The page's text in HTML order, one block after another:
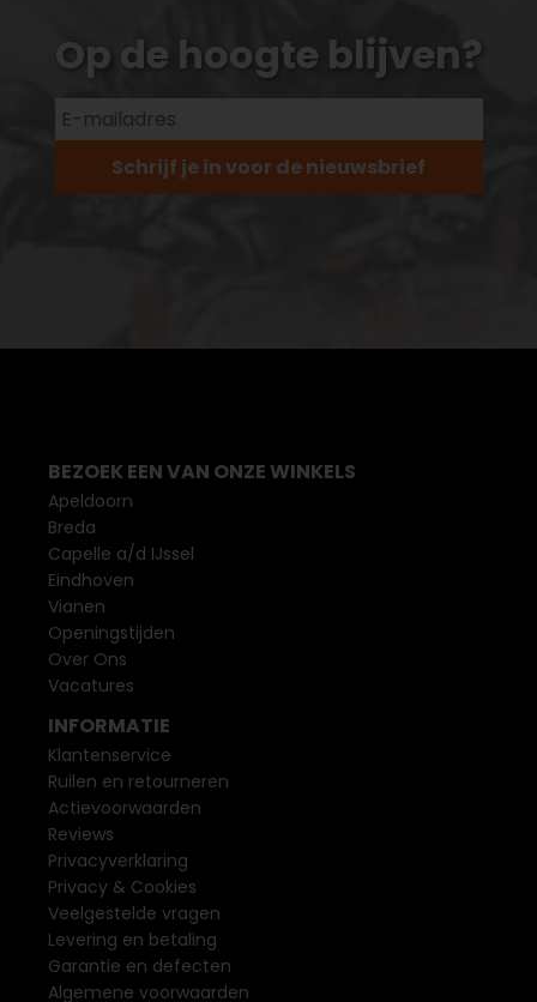
Op de hoogte blijven?
Schrijf je in voor de nieuwsbrief
BEZOEK EEN VAN ONZE WINKELS
Apeldoorn
Breda
Capelle a/d IJssel
Eindhoven
Vianen
Openingstijden
Over Ons
Vacatures
INFORMATIE
Klantenservice
Ruilen en retourneren
Actievoorwaarden
Reviews
Privacyverklaring
Privacy & Cookies
Veelgestelde vragen
Levering en betaling
Garantie en defecten
Algemene voorwaarden